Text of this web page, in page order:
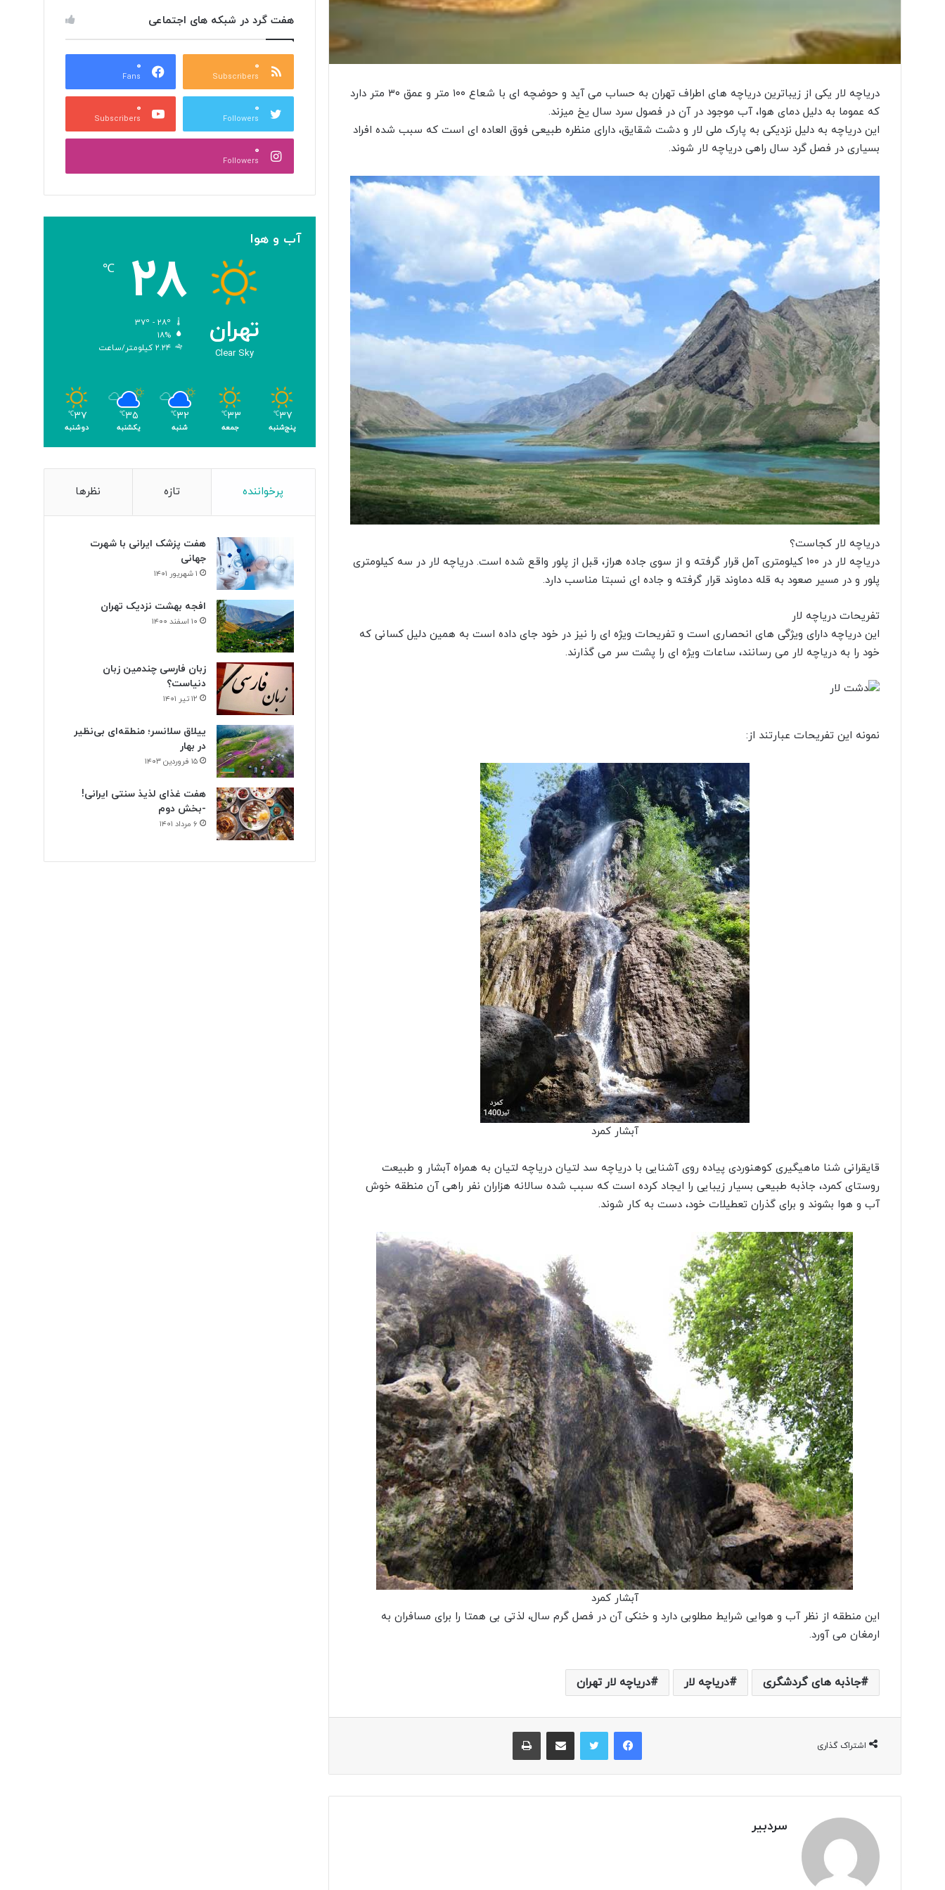
دریاچه لار یکی از زیباترین دریاچه های اطراف تهران به حساب می آید و حوضچه ای با شعاع ۱۰۰ متر و عمق ۳۰ متر دارد
که عموما به دلیل دمای هوا، آب موجود در آن در فصول سرد سال یخ میزند.
این دریاچه به دلیل نزدیکی به پارک ملی لار و دشت شقایق، دارای منظره طبیعی فوق العاده ای است که سبب شده افراد
بسیاری در فصل گرد سال راهی دریاچه لار شوند.
دریاچه لار کجاست؟
دریاچه لار در ۱۰۰ کیلومتری آمل قرار گرفته و از سوی جاده هراز، قبل از پلور واقع شده است. دریاچه لار در سه کیلومتری
پلور و در مسیر صعود به قله دماوند قرار گرفته و جاده ای نسبتا مناسب دارد.
تفریحات دریاچه لار
این دریاچه دارای ویژگی های انحصاری است و تفریحات ویژه ای را نیز در خود جای داده است به همین دلیل کسانی که
خود را به دریاچه لار می رسانند، ساعات ویژه ای را پشت سر می گذارند.
نمونه این تفریحات عبارتند از:
آبشار کمرد
قایقرانی شنا ماهیگیری کوهنوردی پیاده روی آشنایی با دریاچه سد لتیان دریاچه لتیان به همراه آبشار و طبیعت
روستای کمرد، جاذبه طبیعی بسیار زیبایی را ایجاد کرده است که سبب شده سالانه هزاران نفر راهی آن منطقه خوش
آب و هوا بشوند و برای گذران تعطیلات خود، دست به کار شوند.
آبشار کمرد
این منطقه از نظر آب و هوایی شرایط مطلوبی دارد و خنکی آن در فصل گرم سال، لذتی بی همتا را برای مسافران به
ارمغان می آورد.
جاذبه های گردشگری دریاچه لار دریاچه لار تهران
اشتراک گذاری
فیس بوک توییتر اشتراک گذاری از طریق ایمیل چاپ
سردبیر
هفت گرد در شبکه های اجتماعی
۰
Subscribers
۰
Fans
۰
Followers
۰
Subscribers
۰
Followers
آب و هوا
تهران
Clear Sky
۲۸ ℃
۱۸%
۲.۲۴ کیلومتر/ساعت
۳۷℃
پنج‌شنبه
۳۳℃
جمعه
۳۲℃
شنبه
۳۵℃
یکشنبه
۳۷℃
دوشنبه
پرخواننده تازه نظرها
هفت پزشک ایرانی با شهرت
جهانی
۱ شهریور ۱۴۰۱
افجه بهشت نزدیک تهران
۱۰ اسفند ۱۴۰۰
زبان فارسی چندمین زبان
دنیاست؟
۱۲ تیر ۱۴۰۱
ییلاق سلانسر؛ منطقه‌ای بی‌نظیر
در بهار
۱۵ فروردین ۱۴۰۳
هفت غذای لذیذ سنتی ایرانی!
-بخش دوم
۶ مرداد ۱۴۰۱